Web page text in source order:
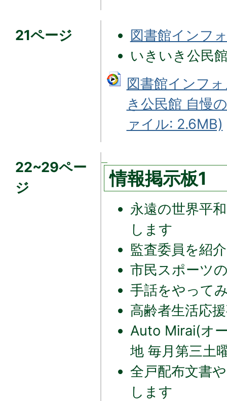
21ページ
図書館インフ
いきいき公民
図書館インフ
き公民館 自慢
ァイル: 2.6MB)
22~29ペー
ジ
情報掲示板1
永遠の世界平
します
監査委員を紹
市民スポーツ
手話をやって
高齢者生活応
Auto Mirai(オ
地 毎月第三土
全戸配布文書
します